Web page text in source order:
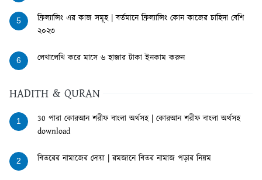
5
ফ্রিল্যান্সিং এর কাজ সমূহ | বর্তমানে ফ্রিল্যান্সিং কোন কাজের চাহিদা বেশি
২০২৩
6 লেখালেখি করে মাসে ৬ হাজার টাকা ইনকাম করুন
HADITH & QURAN
1
30 পারা কোরআন শরীফ বাংলা অর্থসহ | কোরআন শরীফ বাংলা অর্থসহ
download
2 বিতরের নামাজের দোয়া | রমজানে বিতর নামাজ পড়ার নিয়ম